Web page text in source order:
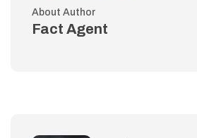
About Author
Fact Agent